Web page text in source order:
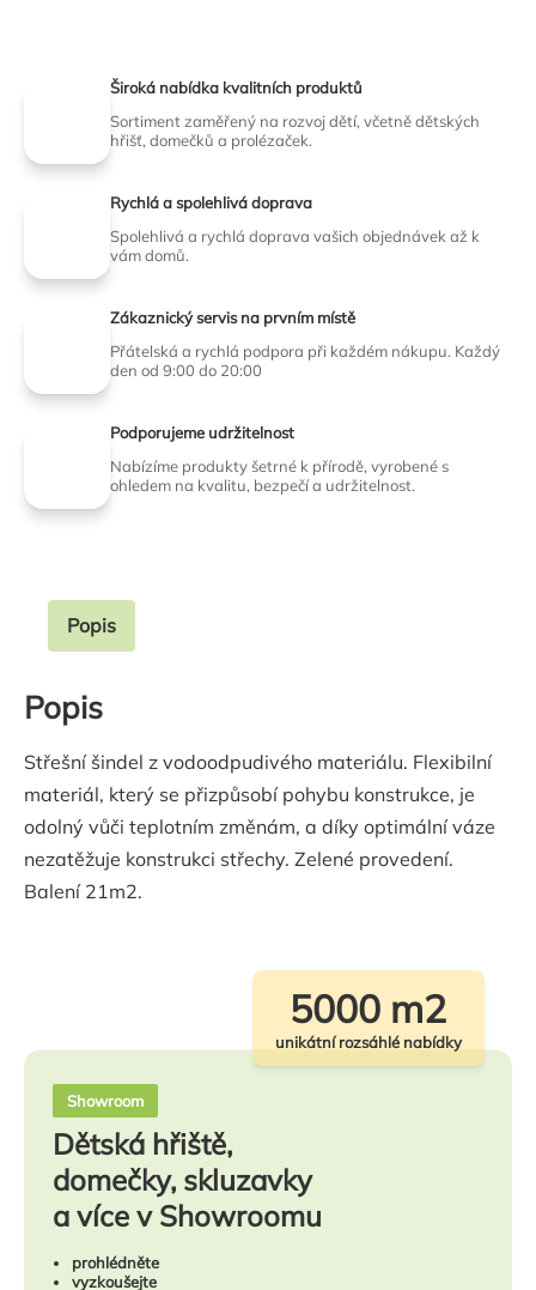
Široká nabídka kvalitních produktů
Sortiment zaměřený na rozvoj dětí, včetně dětských
hřišť, domečků a prolézaček.
Rychlá a spolehlivá doprava
Spolehlivá a rychlá doprava vašich objednávek až k
vám domů.
Zákaznický servis na prvním místě
Přátelská a rychlá podpora při každém nákupu. Každý
den od 9:00 do 20:00
Podporujeme udržitelnost
Nabízíme produkty šetrné k přírodě, vyrobené s
ohledem na kvalitu, bezpečí a udržitelnost.
Popis
Popis
Střešní šindel z vodoodpudivého materiálu. Flexibilní
materiál, který se přizpůsobí pohybu konstrukce, je
odolný vůči teplotním změnám, a díky optimální váze
nezatěžuje konstrukci střechy. Zelené provedení.
Balení 21m2.
Showroom
Dětská hřiště,
domečky, skluzavky
a více v Showroomu
prohlédněte
vyzkoušejte
5000 m2
unikátní rozsáhlé nabídky